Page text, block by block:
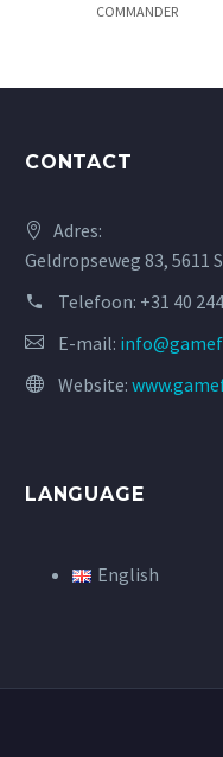
COMMANDER
CONTACT
Adres:
Geldropseweg 83, 5611
Telefoon: +31 40
E-mail:
Website:
LANGUAGE
English